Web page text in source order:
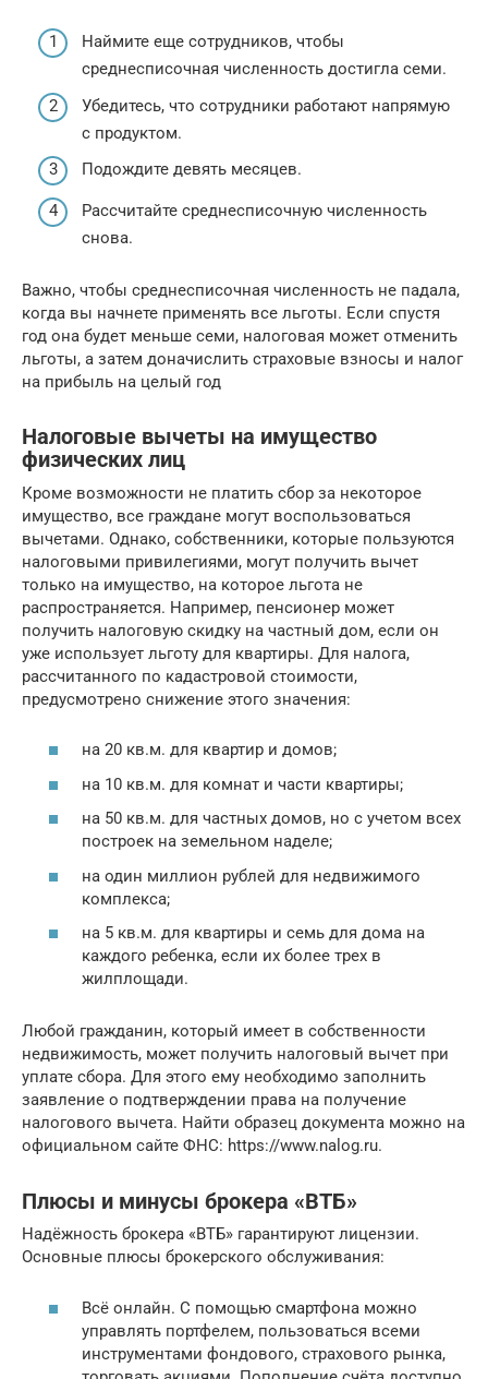
Наймите еще сотрудников, чтобы
среднесписочная численность достигла семи.
Убедитесь, что сотрудники работают напрямую
с продуктом.
Подождите девять месяцев.
Рассчитайте среднесписочную численность
снова.
Важно, чтобы среднесписочная численность не падала,
когда вы начнете применять все льготы. Если спустя
год она будет меньше семи, налоговая может отменить
льготы, а затем доначислить страховые взносы и налог
на прибыль на целый год
Налоговые вычеты на имущество
физических лиц
Кроме возможности не платить сбор за некоторое
имущество, все граждане могут воспользоваться
вычетами. Однако, собственники, которые пользуются
налоговыми привилегиями, могут получить вычет
только на имущество, на которое льгота не
распространяется. Например, пенсионер может
получить налоговую скидку на частный дом, если он
уже использует льготу для квартиры. Для налога,
рассчитанного по кадастровой стоимости,
предусмотрено снижение этого значения:
на 20 кв.м. для квартир и домов;
на 10 кв.м. для комнат и части квартиры;
на 50 кв.м. для частных домов, но с учетом всех
построек на земельном наделе;
на один миллион рублей для недвижимого
комплекса;
на 5 кв.м. для квартиры и семь для дома на
каждого ребенка, если их более трех в
жилплощади.
Любой гражданин, который имеет в собственности
недвижимость, может получить налоговый вычет при
уплате сбора. Для этого ему необходимо заполнить
заявление о подтверждении права на получение
налогового вычета. Найти образец документа можно на
официальном сайте ФНС: https://www.nalog.ru.
Плюсы и минусы брокера «ВТБ»
Надёжность брокера «ВТБ» гарантируют лицензии.
Основные плюсы брокерского обслуживания:
Всё онлайн. С помощью смартфона можно
управлять портфелем, пользоваться всеми
инструментами фондового, страхового рынка,